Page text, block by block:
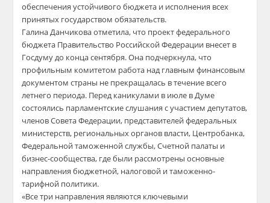
обеспечения устойчивого бюджета и исполнения всех
принятых государством обязательств.
Галина Данчикова отметила, что проект федерального
бюджета Правительство Российской Федерации внесет в
Госдуму до конца сентября. Она подчеркнула, что
профильным комитетом работа над главным финансовым
документом страны не прекращалась в течение всего
летнего периода. Перед каникулами в июле в Думе
состоялись парламентские слушания с участием депутатов,
членов Совета Федерации, представителей федеральных
министерств, региональных органов власти, Центробанка,
Федеральной таможенной службы, Счетной палаты и
бизнес-сообщества, где были рассмотрены основные
направления бюджетной, налоговой и таможенно-
тарифной политики.
«Все три направления являются ключевыми